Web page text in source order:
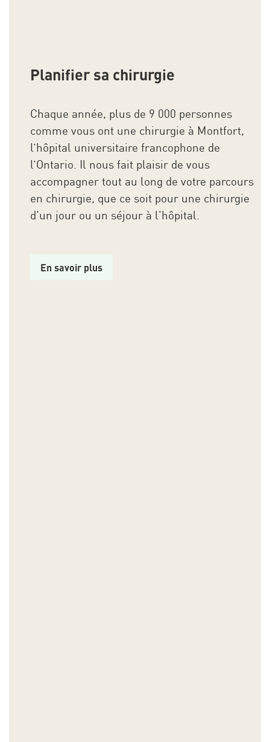
Planifier sa chirurgie
Chaque année, plus de 9 000 personnes
comme vous ont une chirurgie à Montfort,
l’hôpital universitaire francophone de
l’Ontario. Il nous fait plaisir de vous
accompagner tout au long de votre parcours
en chirurgie, que ce soit pour une chirurgie
d'un jour ou un séjour à l'hôpital.
En savoir plus